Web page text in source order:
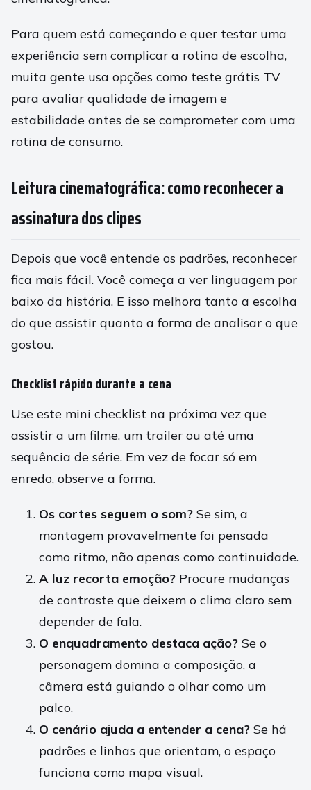
Para quem está começando e quer testar uma
experiência sem complicar a rotina de escolha,
muita gente usa opções como teste grátis TV
para avaliar qualidade de imagem e
estabilidade antes de se comprometer com uma
rotina de consumo.
Leitura cinematográfica: como reconhecer a
assinatura dos clipes
Depois que você entende os padrões, reconhecer
fica mais fácil. Você começa a ver linguagem por
baixo da história. E isso melhora tanto a escolha
do que assistir quanto a forma de analisar o que
gostou.
Checklist rápido durante a cena
Use este mini checklist na próxima vez que
assistir a um filme, um trailer ou até uma
sequência de série. Em vez de focar só em
enredo, observe a forma.
Os cortes seguem o som? Se sim, a
montagem provavelmente foi pensada
como ritmo, não apenas como continuidade.
A luz recorta emoção? Procure mudanças
de contraste que deixem o clima claro sem
depender de fala.
O enquadramento destaca ação? Se o
personagem domina a composição, a
câmera está guiando o olhar como um
palco.
O cenário ajuda a entender a cena? Se há
padrões e linhas que orientam, o espaço
funciona como mapa visual.